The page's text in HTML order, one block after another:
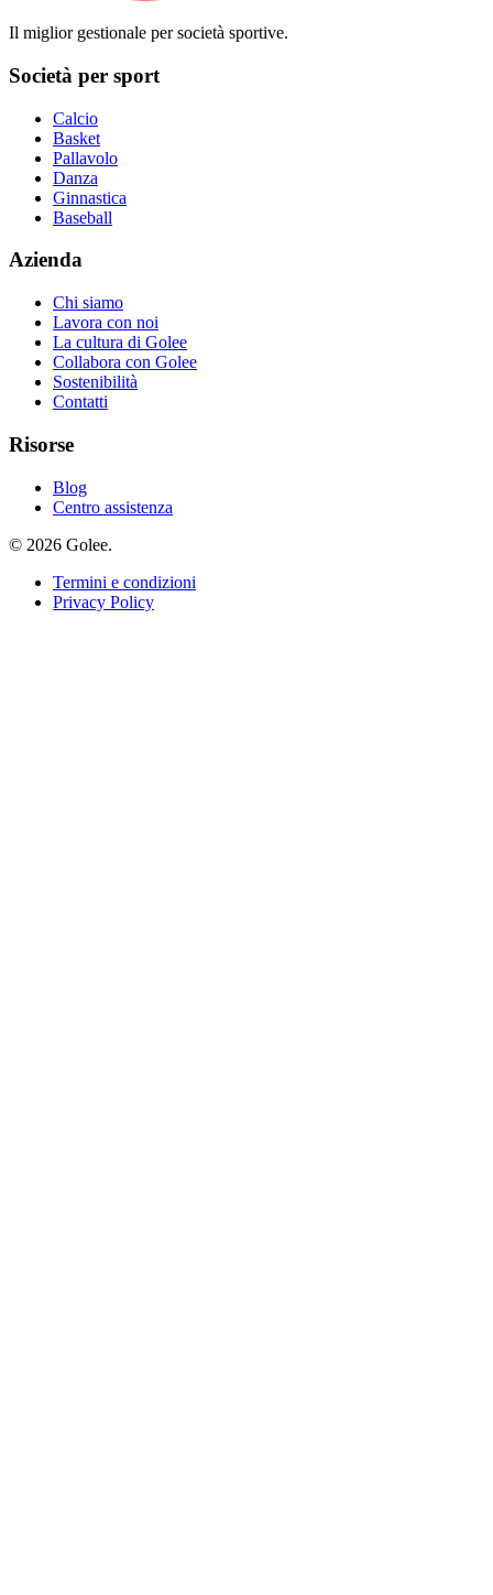
Il miglior gestionale per società sportive.
Società per sport
Calcio
Basket
Pallavolo
Danza
Ginnastica
Baseball
Azienda
Chi siamo
Lavora con noi
La cultura di Golee
Collabora con Golee
Sostenibilità
Contatti
Risorse
Blog
Centro assistenza
© 2026 Golee.
Termini e condizioni
Privacy Policy